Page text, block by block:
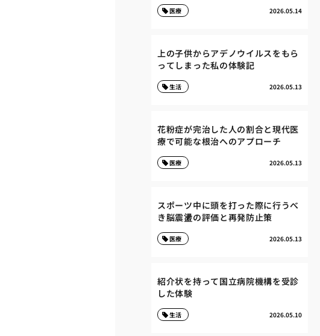
2026.05.14
医療
上の子供からアデノウイルスをもら
ってしまった私の体験記
2026.05.13
生活
花粉症が完治した人の割合と現代医
療で可能な根治へのアプローチ
2026.05.13
医療
スポーツ中に頭を打った際に行うべ
き脳震盪の評価と再発防止策
2026.05.13
医療
紹介状を持って国立病院機構を受診
した体験
2026.05.10
生活